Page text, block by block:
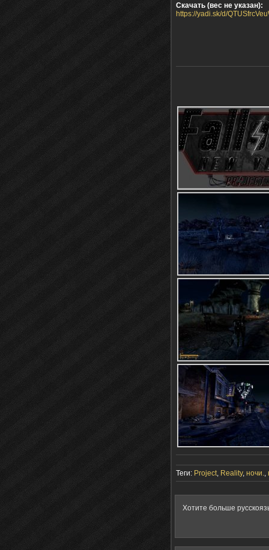
Скачать (вес не указан):
https://yadi.sk/d/
Теги: Project, Reality, ночи.,
Хотите больше